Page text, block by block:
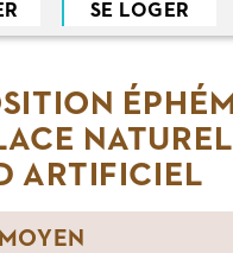
SE LOGER
ARTIFICIEL